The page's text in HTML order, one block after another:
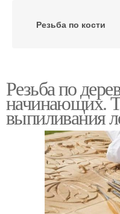
Резьба по кости
Резьба по
начинающих.
выпиливания